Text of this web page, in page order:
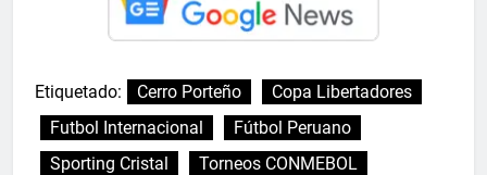
Etiquetado: Cerro Porteño
Copa Libertadores
Futbol Internacional
Fútbol Peruano
Sporting Cristal
Torneos CONMEBOL